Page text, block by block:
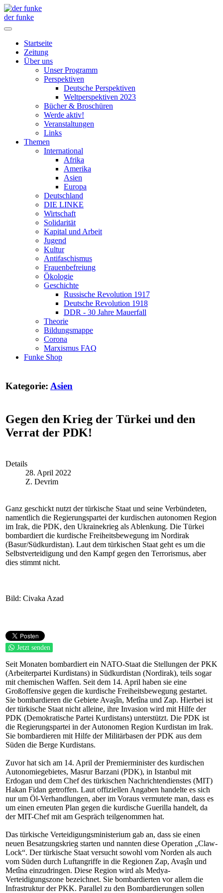
der funke
Startseite
Zeitung
Über uns
Unser Programm
Perspektiven
Deutsche Perspektiven
Weltperspektiven 2023
Bücher & Broschüren
Werde aktiv!
Veranstaltungen
Links
Themen
International
Afrika
Amerika
Asien
Europa
Deutschland
DIE LINKE
Wirtschaft
Solidarität
Kapital und Arbeit
Jugend
Kultur
Antifaschismus
Frauenbefreiung
Ökologie
Geschichte
Russische Revolution 1917
Deutsche Revolution 1918
DDR - 30 Jahre Mauerfall
Theorie
Bildungsmappe
Corona
Marxismus FAQ
Funke Shop
Kategorie: Asien
Gegen den Krieg der Türkei und den
Verrat der PDK!
Details
28. April 2022
Z. Devrim
Ganz geschickt nutzt der türkische Staat und seine Verbündeten,
namentlich die Regierungspartei der kurdischen autonomen Region
im Irak, die PDK, den Ukrainekrieg als Ablenkung. Die Türkei
bombardiert die kurdische Freiheitsbewegung im Nordirak
(Basur/Südkurdistan). Laut dem türkischen Staat geht es um die
Selbstverteidigung und den Kampf gegen den Terrorismus, aber
dies stimmt nicht.
Bild: Civaka Azad
Jetzt senden
Seit Monaten bombardiert ein NATO-Staat die Stellungen der PKK
(Arbeiterpartei Kurdistans) in Südkurdistan (Nordirak), teils sogar
mit chemischen Waffen. Seit dem 14. April haben sie eine
Großoffensive gegen die kurdische Freiheitsbewegung gestartet.
Sie bombardieren die Gebiete Avaşîn, Metîna und Zap. Hierbei ist
der türkische Staat nicht alleine, ihre Invasion wird mit Hilfe der
PDK (Demokratische Partei Kurdistans) unterstützt. Die PDK ist
die Regierungspartei in der Autonomen Region Kurdistan im Irak.
Sie bombardieren mit Hilfe der Militärbasen der PDK aus dem
Süden die Berge Kurdistans.
Zuvor hat sich am 14. April der Premierminister des kurdischen
Autonomiegebietes, Masrur Barzani (PDK), in Istanbul mit
Erdogan und dem Chef des türkischen Nachrichtendienstes (MIT)
Hakan Fidan getroffen. Laut offiziellen Angaben handelte es sich
nur um Öl-Verhandlungen, aber im Voraus vermutete man, dass es
um einen erneuten Plan gegen die kurdische Guerilla handelt, da
der MIT-Chef mit am Gespräch teilgenommen hat.
Das türkische Verteidigungsministerium gab an, dass sie einen
neuen Besatzungskrieg starten und nannten diese Operation „Claw-
Lock“. Der türkische Staat versucht sowohl vom Norden als auch
vom Süden durch Luftangriffe in die Regionen Zap, Avaşîn und
Metîna einzudringen. Diese Region wird als Medya-
Verteidigungszone bezeichnet. Sie bombardierten vor allem die
Infrastruktur der PKK. Parallel zu den Bombardierungen sollen